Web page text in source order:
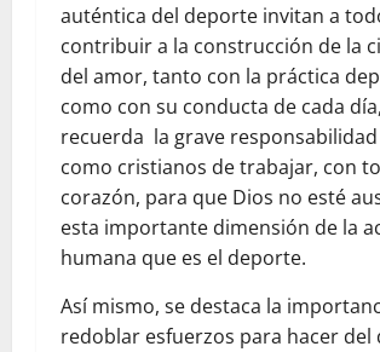
auténtica del deporte invitan a
contribuir a la construcción de la
del amor, tanto con la práctica
como con su conducta de cada
recuerda la grave
como cristianos de trabajar, con
corazón, para que Dios no esté
esta importante dimensión de la
humana que es el deporte.
Así mismo, se destaca la
redoblar esfuerzos para hacer del